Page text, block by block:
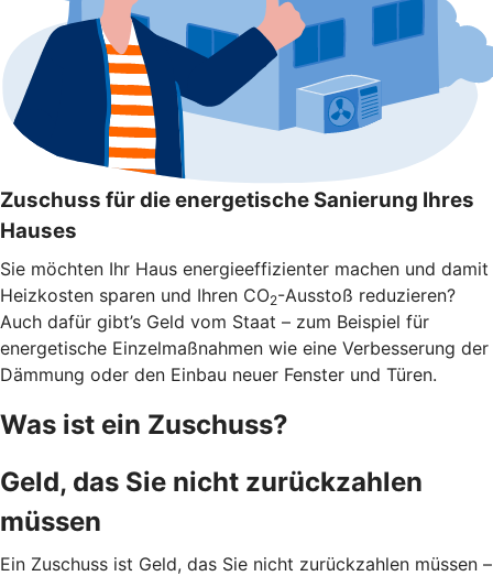
Zuschuss für die energetische Sanierung Ihres
Hauses
Sie möchten Ihr Haus energieeffizienter machen und damit
Heizkosten sparen und Ihren CO2-Ausstoß reduzieren?
Auch dafür gibt’s Geld vom Staat – zum Beispiel für
energetische Einzelmaßnahmen wie eine Verbesserung der
Dämmung oder den Einbau neuer Fenster und Türen.
Was ist ein Zuschuss?
Geld, das Sie nicht zurückzahlen
müssen
Ein Zuschuss ist Geld, das Sie nicht zurückzahlen müssen –